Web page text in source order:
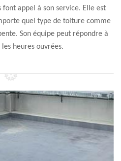
appel à son service. Elle est
quel type de toiture comme
Son équipe peut répondre à
heures ouvrées.